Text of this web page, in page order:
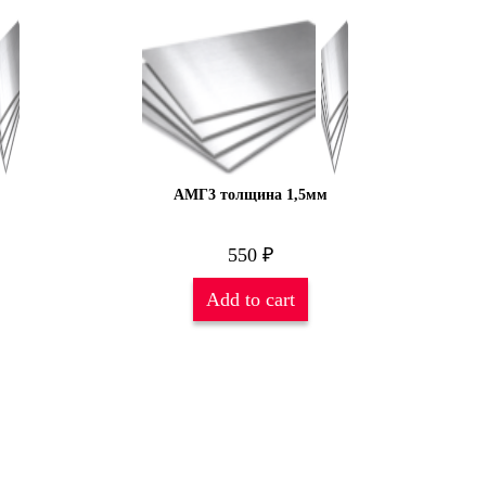
АМГ3 толщина 1,5мм
550 ₽
Add to cart